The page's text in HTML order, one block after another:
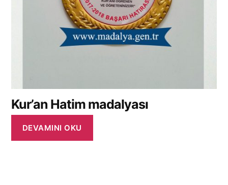
Kur’an Hatim madalyası
DEVAMINI OKU